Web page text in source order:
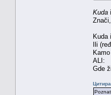
Kuda
Kuda
Ili
ALI:
Gde